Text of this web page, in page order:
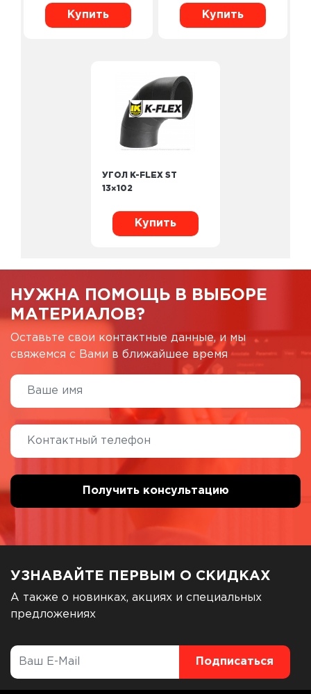
Купить Купить
УГОЛ K-FLEX ST
13×102
Купить
НУЖНА ПОМОЩЬ В ВЫБОРЕ
МАТЕРИАЛОВ?
Оставьте свои контактные данные, и мы
свяжемся с Вами в ближайшее время
УЗНАВАЙТЕ ПЕРВЫМ О СКИДКАХ
А также о новинках, акциях и специальных
предложениях